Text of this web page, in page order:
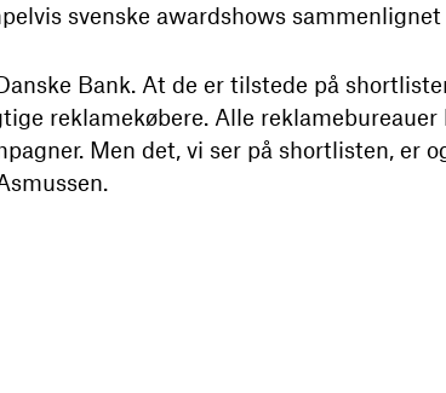
svenske awardshows sammenlignet
Bank. At de er tilstede på
reklamekøbere. Alle reklamebureauer
Men det, vi ser på shortlisten, er